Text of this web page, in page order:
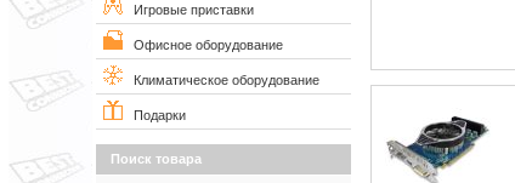
Игровые приставки
Офисное оборудование
Климатическое оборудование
Подарки
Поиск товара